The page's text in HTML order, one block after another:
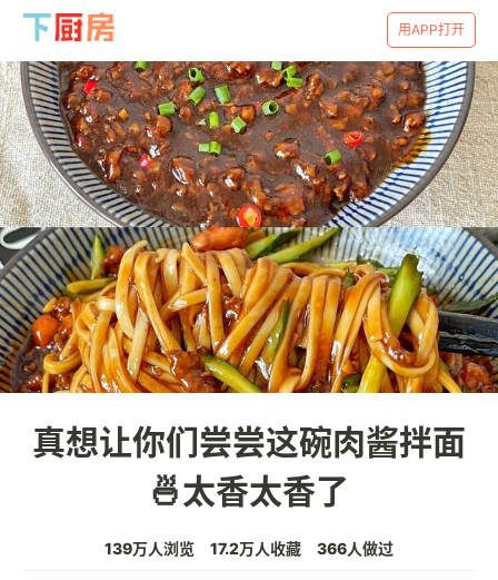
用APP打开
真想让你们尝尝这碗肉酱拌面
🍜太香太香了
139万人浏览 17.2万人收藏 366人做过